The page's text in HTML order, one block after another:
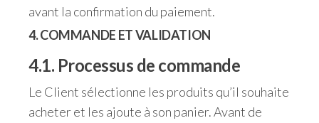
avant la confirmation du paiement.
4. COMMANDE ET VALIDATION
4.1. Processus de commande
Le Client sélectionne les produits qu’il souhaite
acheter et les ajoute à son panier. Avant de